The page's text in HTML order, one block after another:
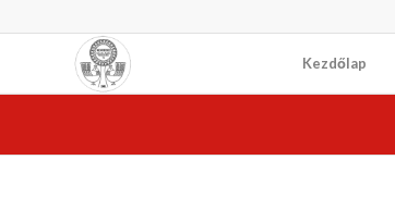
Kezdőlap